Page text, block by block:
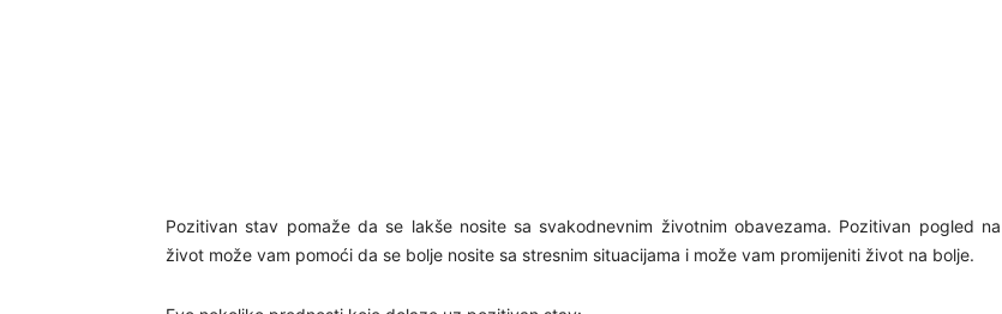
Pozitivan stav pomaže da se lakše nosite sa svakodnevnim životnim obavezama. Pozitivan pogled na
život može vam pomoći da se bolje nosite sa stresnim situacijama i može vam promijeniti život na bolje.